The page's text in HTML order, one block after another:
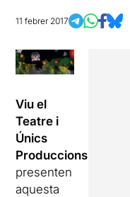
11 febrer 2017
Viu el
Teatre i
Únics
Produccions
presenten
aquesta